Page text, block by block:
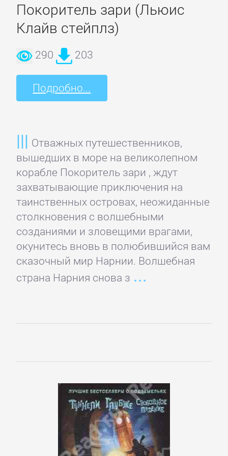
Покоритель зари (Льюис
Клайв стейплз)
290 203
Подробно...
Отважных путешественников,
вышедших в море на великолепном
корабле Покоритель зари , ждут
захватывающие приключения на
таинственных островах, неожиданные
столкновения с волшебными
созданиями и зловещими врагами,
окунитесь вновь в полюбившийся вам
сказочный мир Нарнии. Волшебная
страна Нарния снова з
ОЧАГ
и
ПДД
Воспитание
Дом
и
Семья:
прочее
Домашние
Животные
Зарубежная
научно-
Здоровье